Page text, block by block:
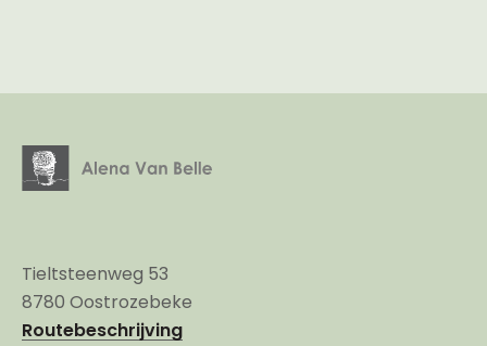
Tieltsteenweg 53
8780 Oostrozebeke
Routebeschrijving